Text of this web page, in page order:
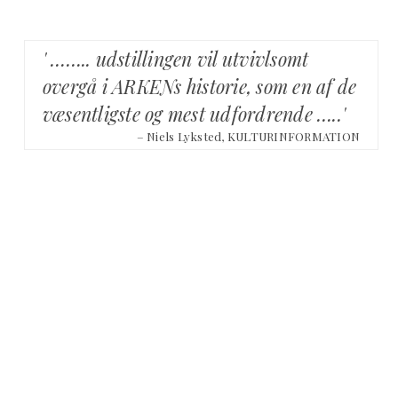
' …….. udstillingen vil utvivlsomt
overgå i ARKENs historie, som en af de
væsentligste og mest udfordrende …..'
– Niels Lyksted, KULTURINFORMATION